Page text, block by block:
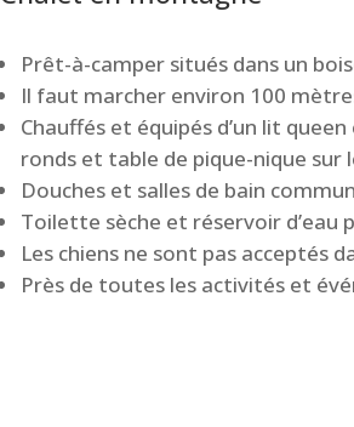
Prêt-à-camper situés dans un
Il faut marcher environ 100
Chauffés et équipés d’un lit
ronds et table de pique-nique sur
Douches et salles de bain
Toilette sèche et réservoir d’eau
Les chiens ne sont pas acceptés
Près de toutes les activités et